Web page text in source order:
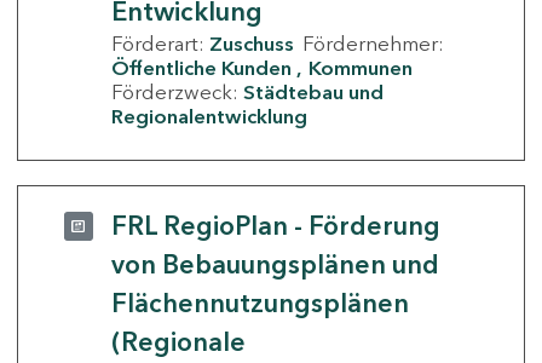
Entwicklung
Förderart: Zuschuss Fördernehmer:
Öffentliche Kunden
Kommunen
Förderzweck: Städtebau und
Regionalentwicklung
FRL RegioPlan - Förderung
von Bebauungsplänen und
Flächennutzungsplänen
(Regionale